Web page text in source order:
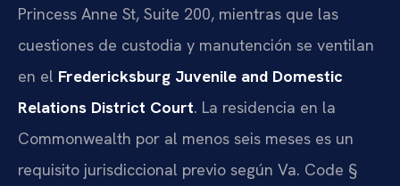
Princess Anne St, Suite 200, mientras que las
cuestiones de custodia y manutención se ventilan
en el Fredericksburg Juvenile and Domestic
Relations District Court. La residencia en la
Commonwealth por al menos seis meses es un
requisito jurisdiccional previo según Va. Code §